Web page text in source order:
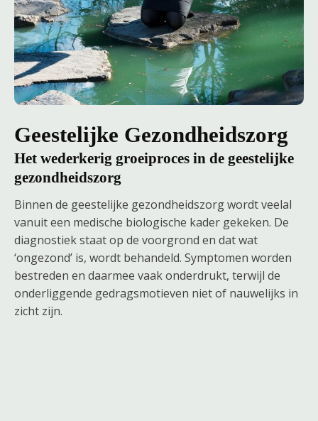
Geestelijke Gezondheidszorg
Het wederkerig groeiproces in de geestelijke
gezondheidszorg
Binnen de geestelijke gezondheidszorg wordt veelal
vanuit een medische biologische kader gekeken. De
diagnostiek staat op de voorgrond en dat wat
‘ongezond’ is, wordt behandeld. Symptomen worden
bestreden en daarmee vaak onderdrukt, terwijl de
onderliggende gedragsmotieven niet of nauwelijks in
zicht zijn.